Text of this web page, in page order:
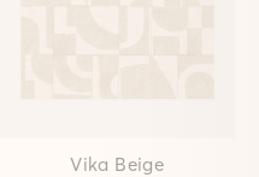
Vika Beige